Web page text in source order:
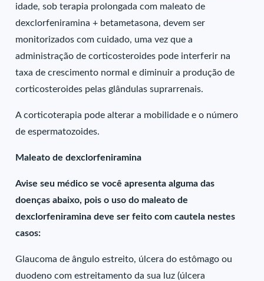
idade, sob terapia prolongada com maleato de
dexclorfeniramina + betametasona, devem ser
monitorizados com cuidado, uma vez que a
administração de corticosteroides pode interferir na
taxa de crescimento normal e diminuir a produção de
corticosteroides pelas glândulas suprarrenais.
A corticoterapia pode alterar a mobilidade e o número
de espermatozoides.
Maleato de dexclorfeniramina
Avise seu médico se você apresenta alguma das
doenças abaixo, pois o uso do maleato de
dexclorfeniramina deve ser feito com cautela nestes
casos:
Glaucoma de ângulo estreito, úlcera do estômago ou
duodeno com estreitamento da sua luz (úlcera